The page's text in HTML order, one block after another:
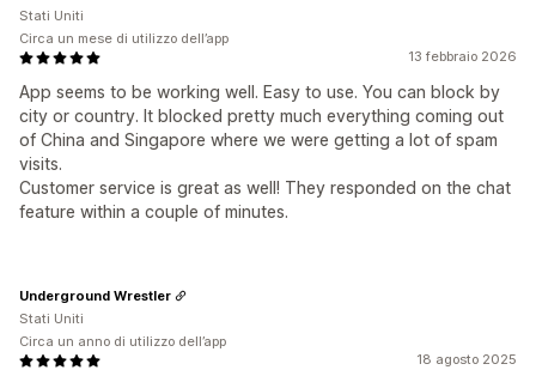
13 febbraio 2026
App seems to be working well. Easy to use. You can block by
city or country. It blocked pretty much everything coming out
of China and Singapore where we were getting a lot of spam
visits.
Customer service is great as well! They responded on the chat
feature within a couple of minutes.
Stati Uniti
Circa un mese di utilizzo dell’app
18 agosto 2025
Underground Wrestler
Stati Uniti
Circa un anno di utilizzo dell’app